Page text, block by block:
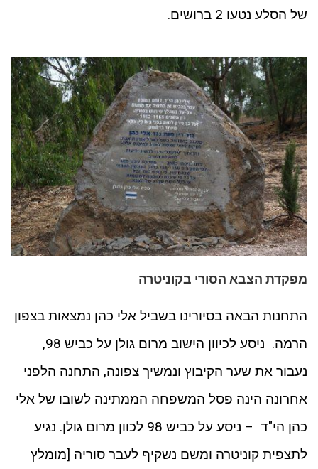
של הסלע נטעו 2 ברושים.
מפקדת הצבא הסורי בקוניטרה
התחנות הבאה בסיורינו בשביל אלי כהן נמצאות בצפון
הרמה. ניסע לכיוון הישוב מרום גולן על כביש 98,
נעבור את שער הקיבוץ ונמשיך צפונה, התחנה הלפני
אחרונה הינה פסל המשפחה הממתינה לשובו של אלי
כהן הי"ד – ניסע על כביש 98 לכוון מרום גולן. נגיע
לתצפית קוניטרה ומשם נשקיף לעבר סוריה [מומלץ